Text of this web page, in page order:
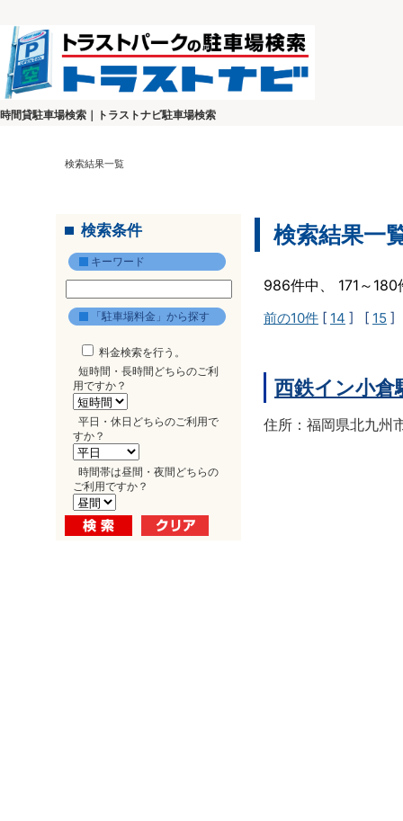
時間貸駐車場検索｜トラストナビ駐車場検索
検索結果一覧
検索条件
キーワード
「駐車場料金」から探す
料金検索を行う。
短時間・長時間どちらのご利
用ですか？
平日・休日どちらのご利用で
すか？
時間帯は昼間・夜間どちらの
ご利用ですか？
検索結果一
986件中、 171～
前の10件 [ 14 ] [ 15 ]
西鉄イン小倉
住所：福岡県北九州